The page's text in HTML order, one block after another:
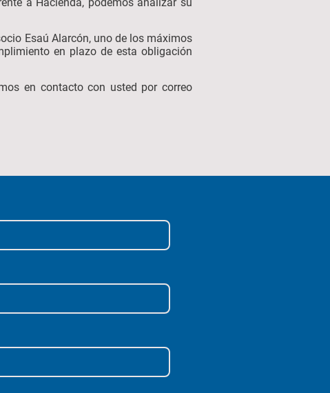
Esaú Alarcón, uno de los máximos
en plazo de esta obligación
en contacto con usted por correo